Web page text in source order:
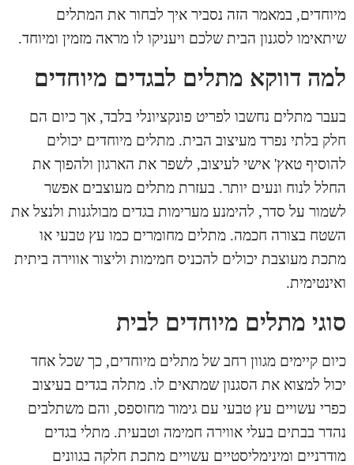
מיוחדים, במאמר הזה נסביר איך לבחור את המתלים
שיתאימו לסגנון הבית שלכם ויעניקו לו מראה מזמין ומיוחד.
למה דווקא מתלים לבגדים מיוחדים
בעבר מתלים נחשבו לפריט פונקציונלי בלבד, אך כיום הם
חלק בלתי נפרד מעיצוב הבית. מתלים מיוחדים יכולים
להוסיף טאץ' אישי לעיצוב, לשפר את הארגון ולהפוך את
החלל לנוח ונעים יותר. בעזרת מתלים מעוצבים אפשר
לשמור על סדר, להימנע מערימות בגדים מבולגנות ולנצל את
השטח בצורה חכמה. מתלים מחומרים כמו עץ טבעי או
מתכת מעוצבת יכולים להכניס חמימות וליצור אווירה ביתית
ואינטימית.
סוגי מתלים מיוחדים לבית
כיום קיימים מגוון רחב של מתלים מיוחדים, כך שכל אחד
יכול למצוא את הסגנון שמתאים לו. מתלה בגדים בעיצוב
כפרי עשויים עץ טבעי עם גימור מחוספס, והם משתלבים
נהדר בבתים בעלי אווירה חמימה וטבעית. מתלי בגדים
מודרניים ומינימליסטיים עשויים מתכת חלקה בגוונים